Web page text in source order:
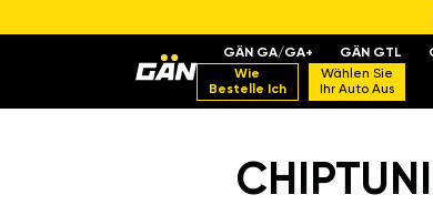
GÄN GA/GA+ GÄN GTL
Wie
Bestelle Ich
Wählen Sie
Ihr Auto Aus